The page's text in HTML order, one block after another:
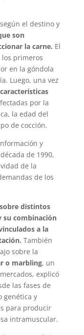
el destino y
son
la carne. El
primeros
en la góndola
Luego, una vez
características
por la
la edad del
de cocción.
y
de 1990,
de la
de los
distintos
su combinación
a la
También
sobre la
o marbling, un
explicó
las fases de
genética y
para producir
intramuscular.